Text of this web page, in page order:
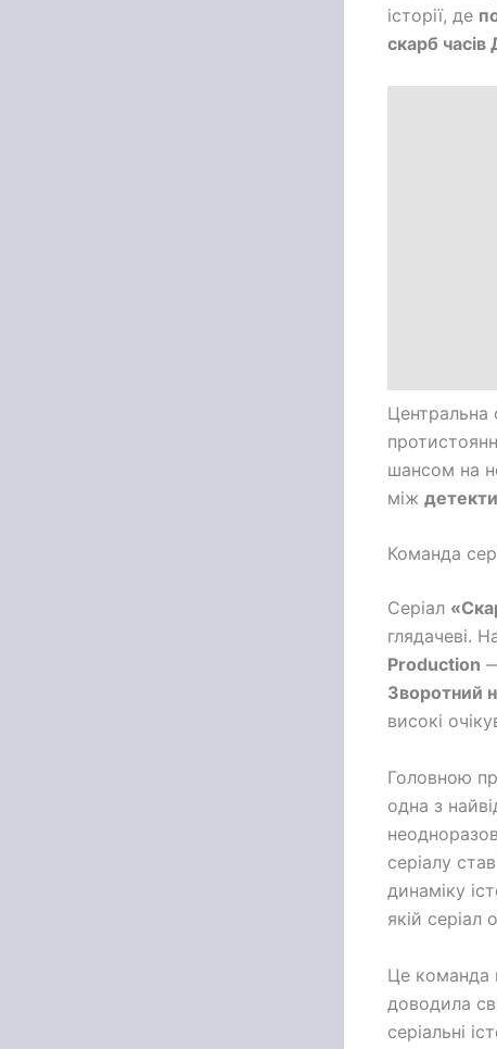
історії, де
скарб часів
Центральна
шансом на
між
Команда
Серіал
глядачеві.
Production
Зворотний
високі
Головною
одна з
серіалу став
динаміку
якій серіал
Це команда
доводила
серіальні